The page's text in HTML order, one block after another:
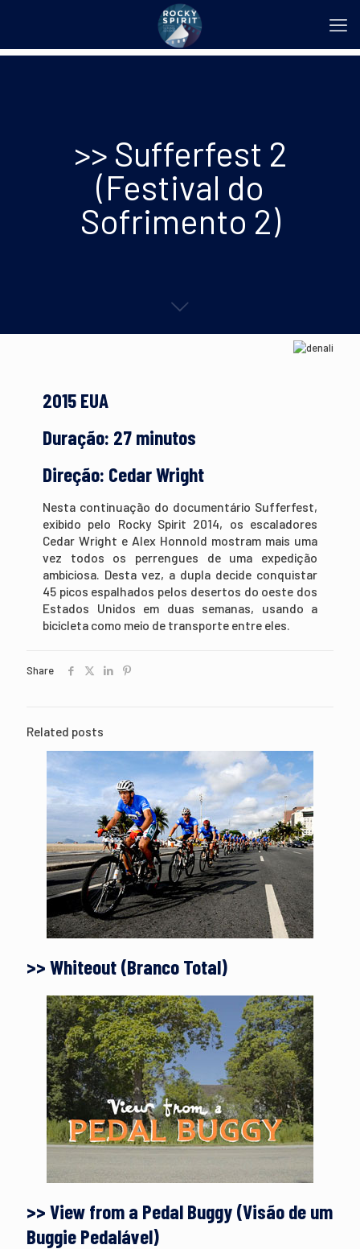
>> Sufferfest 2
(Festival do
Sofrimento 2)
2015 EUA
Duração: 27 minutos
Direção: Cedar Wright
Nesta continuação do documentário Sufferfest,
exibido pelo Rocky Spirit 2014, os escaladores
Cedar Wright e Alex Honnold mostram mais uma
vez todos os perrengues de uma expedição
ambiciosa. Desta vez, a dupla decide conquistar
45 picos espalhados pelos desertos do oeste dos
Estados Unidos em duas semanas, usando a
bicicleta como meio de transporte entre eles.
Share
Related posts
>> Whiteout (Branco Total)
>> View from a Pedal Buggy (Visão de um
Buggie Pedalável)